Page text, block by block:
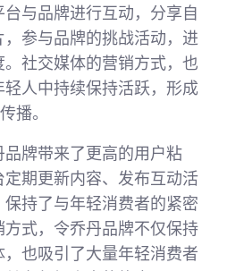
与品牌进行互动，分享自
参与品牌的挑战活动，进
社交媒体的营销方式，也
人中持续保持活跃，形成
播。
牌带来了更高的用户粘
期更新内容、发布互动活
持了与年轻消费者的紧密
式，令乔丹品牌不仅保持
也吸引了大量年轻消费者